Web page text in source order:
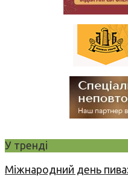
У тренді
Міжнародний день пива: